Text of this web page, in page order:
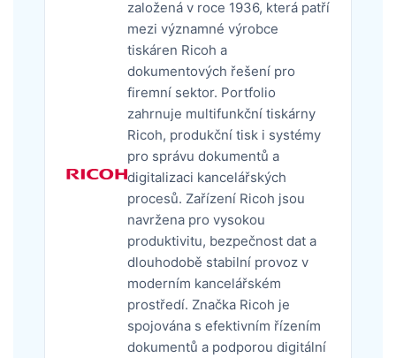
založená v roce 1936, která patří
mezi významné výrobce
tiskáren Ricoh a
dokumentových řešení pro
firemní sektor. Portfolio
zahrnuje multifunkční tiskárny
Ricoh, produkční tisk i systémy
pro správu dokumentů a
digitalizaci kancelářských
procesů. Zařízení Ricoh jsou
navržena pro vysokou
produktivitu, bezpečnost dat a
dlouhodobě stabilní provoz v
moderním kancelářském
prostředí. Značka Ricoh je
spojována s efektivním řízením
dokumentů a podporou digitální